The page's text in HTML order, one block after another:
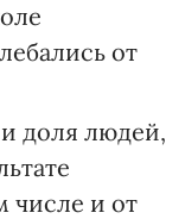
от
доля людей,
числе и от